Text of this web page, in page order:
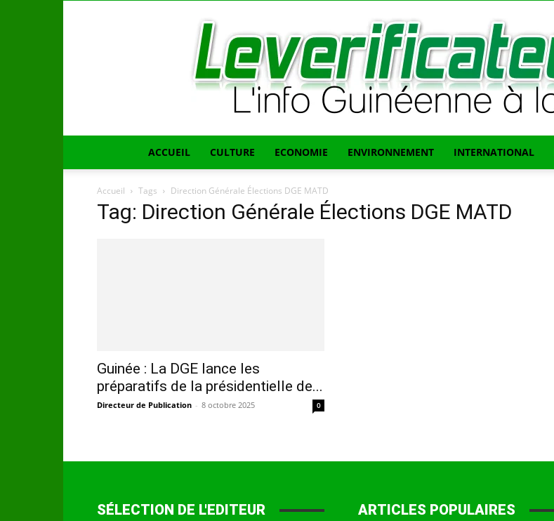
ACCUEIL CULTURE ECONOMIE ENVIRONNEMENT INTERNATIONAL
Accueil Tags Direction Générale Élections DGE MATD
Tag: Direction Générale Élections DGE MATD
Guinée : La DGE lance les
préparatifs de la présidentielle de...
Directeur de Publication - 8 octobre 2025 0
SÉLECTION DE L'EDITEUR ARTICLES POPULAIRES